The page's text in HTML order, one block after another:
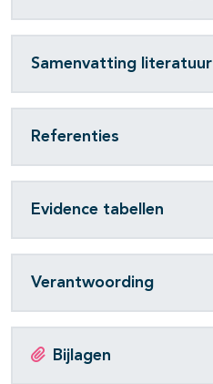
Samenvatting literatuur
Referenties
Evidence tabellen
Verantwoording
Bijlagen